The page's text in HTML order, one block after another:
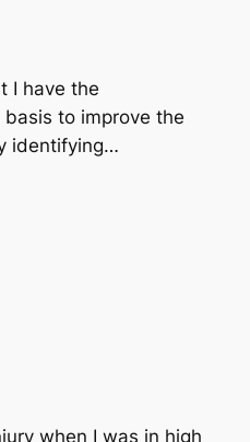
I have the
to improve the
identifying…
when I was in high